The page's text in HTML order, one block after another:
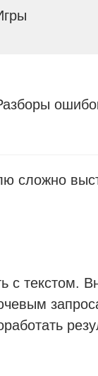
сложно
с текстом.